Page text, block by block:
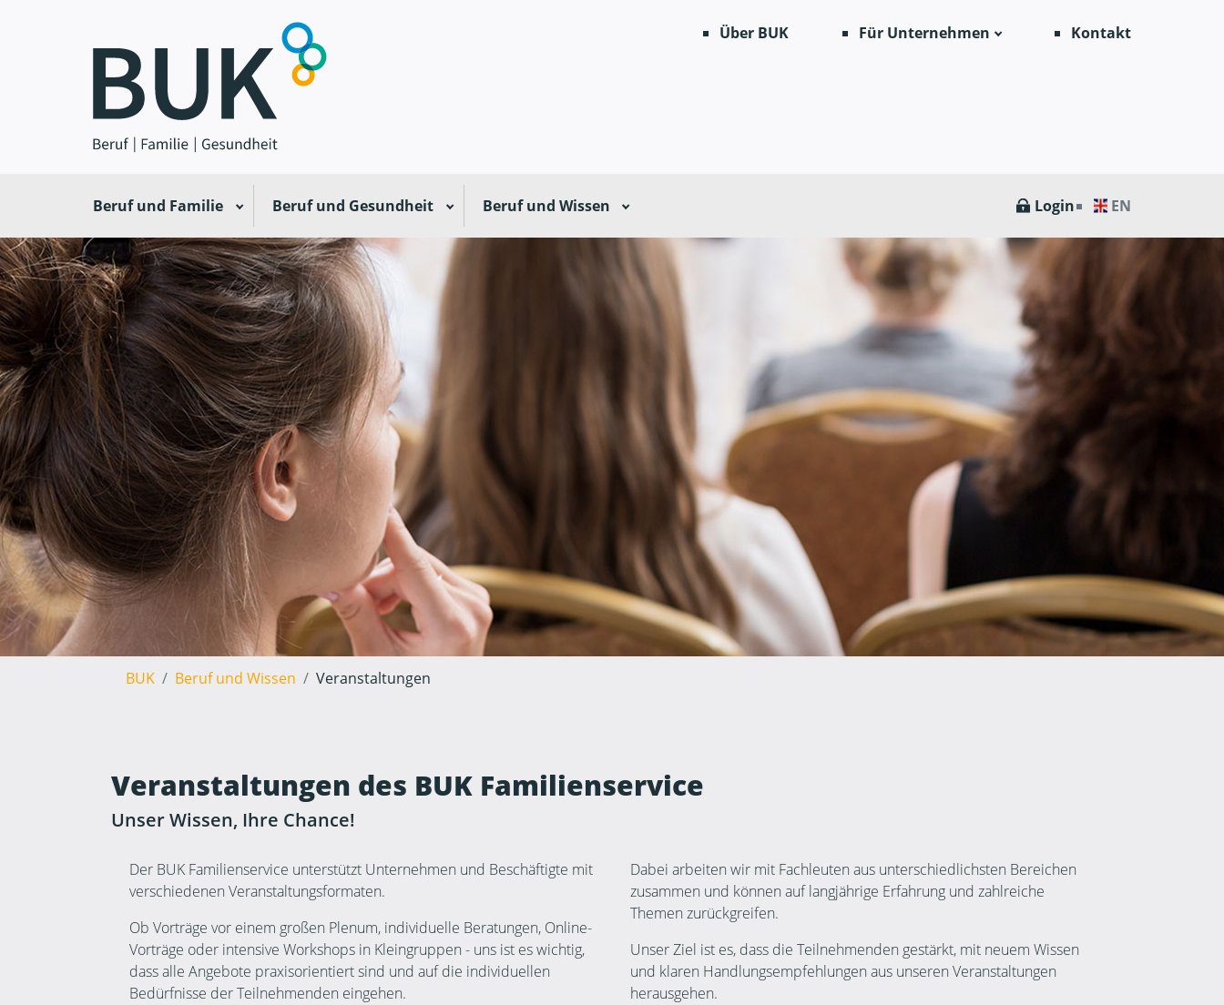
Über BUK Für Unternehmen Kontakt
Beruf und Familie Beruf und Gesundheit Beruf und Wissen Login EN
BUK Beruf und Wissen Veranstaltungen
Veranstaltungen des BUK Familienservice
Unser Wissen, Ihre Chance!
Der BUK Familienservice unterstützt Unternehmen und Beschäftigte mit
verschiedenen Veranstaltungsformaten.
Ob Vorträge vor einem großen Plenum, individuelle Beratungen, Online-
Vorträge oder intensive Workshops in Kleingruppen - uns ist es wichtig,
dass alle Angebote praxisorientiert sind und auf die individuellen
Bedürfnisse der Teilnehmenden eingehen.
Dabei arbeiten wir mit Fachleuten aus unterschiedlichsten Bereichen
zusammen und können auf langjährige Erfahrung und zahlreiche
Themen zurückgreifen.
Unser Ziel ist es, dass die Teilnehmenden gestärkt, mit neuem Wissen
und klaren Handlungsempfehlungen aus unseren Veranstaltungen
herausgehen.